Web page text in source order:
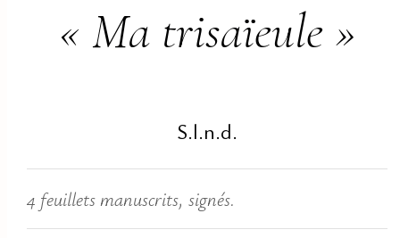
« Ma trisaïeule »
S.l.n.d.
4 feuillets manuscrits, signés.